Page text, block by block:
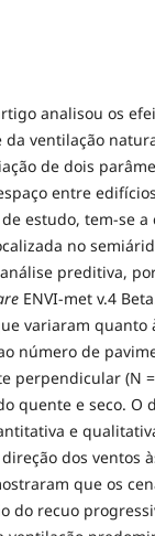
analisou os
ventilação
de dois
entre
estudo, tem-se
no
preditiva,
ENVI-met v.4
variaram quanto
número de
perpendicular (N =
quente e seco. O
e
dos ventos
que os
do recuo